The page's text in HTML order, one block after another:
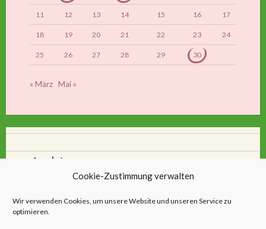
Cookie-Zustimmung verwalten
Wir verwenden Cookies, um unsere Website und unseren Service zu
optimieren.
11 12 13 14 15 16 17
18 19 20 21 22 23 24
25 26 27 28 29 30
« März Mai »
Archiv